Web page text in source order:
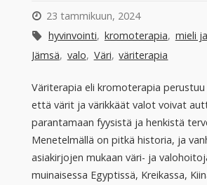
23 tammikuun, 2024
hyvinvointi, kromoterapia, mieli
Jämsä, valo, Väri, väriterapia
Väriterapia eli kromoterapia
että värit ja värikkäät valot voivat
parantamaan fyysistä ja henkistä
Menetelmällä on pitkä historia, ja
asiakirjojen mukaan väri- ja
muinaisessa Egyptissä, Kreikassa,